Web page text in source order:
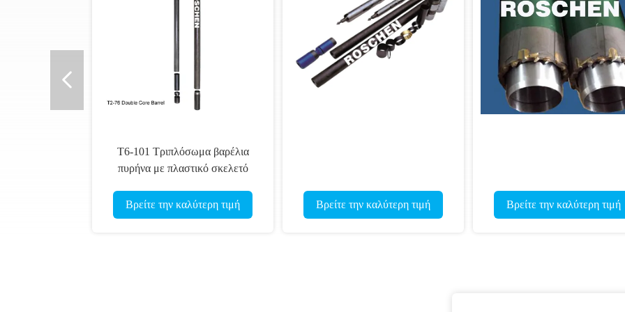
Βρείτε την καλύτερη τιμή Βρείτε την καλύτερη τιμή Βρείτε την καλύτερη τιμή